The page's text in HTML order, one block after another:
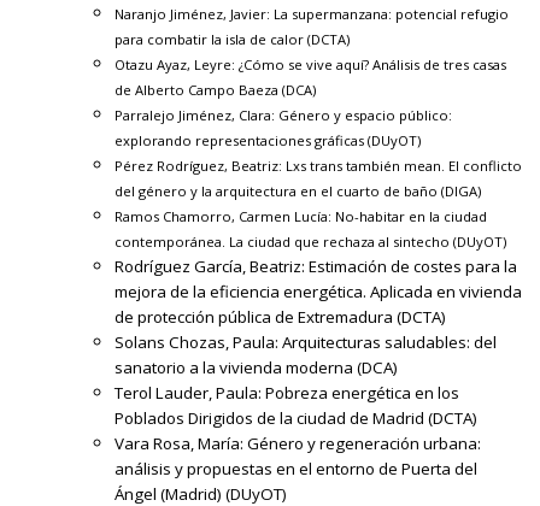
Naranjo Jiménez, Javier: La supermanzana: potencial refugio
para combatir la isla de calor (DCTA)
Otazu Ayaz, Leyre: ¿Cómo se vive aquí? Análisis de tres casas
de Alberto Campo Baeza (DCA)
Parralejo Jiménez, Clara: Género y espacio público:
explorando representaciones gráficas (DUyOT)
Pérez Rodríguez, Beatriz: Lxs trans también mean. El conflicto
del género y la arquitectura en el cuarto de baño (DIGA)
Ramos Chamorro, Carmen Lucía: No-habitar en la ciudad
contemporánea. La ciudad que rechaza al sintecho (DUyOT)
Rodríguez García, Beatriz: Estimación de costes para la
mejora de la eficiencia energética. Aplicada en vivienda
de protección pública de Extremadura (DCTA)
Solans Chozas, Paula: Arquitecturas saludables: del
sanatorio a la vivienda moderna (DCA)
Terol Lauder, Paula: Pobreza energética en los
Poblados Dirigidos de la ciudad de Madrid (DCTA)
Vara Rosa, María: Género y regeneración urbana:
análisis y propuestas en el entorno de Puerta del
Ángel (Madrid) (DUyOT)